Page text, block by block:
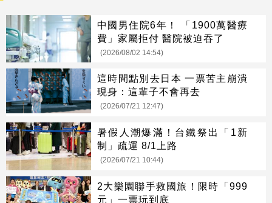
中國男住院6年！ 「1900萬醫療
費」家屬拒付 醫院被迫吞了
(2026/08/02 14:54)
這時間點別去日本 一票苦主崩潰
現身：這輩子不會再去
(2026/07/21 12:47)
暑假人潮爆滿！台鐵祭出「1新
制」疏運 8/1上路
(2026/07/21 10:44)
2大樂園聯手救國旅！限時「999
元」一票玩到底